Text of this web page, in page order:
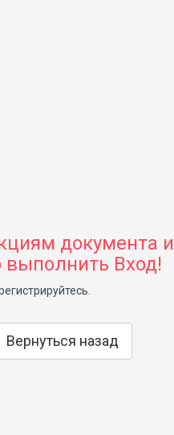
документа и
Вход!
Вернуться назад